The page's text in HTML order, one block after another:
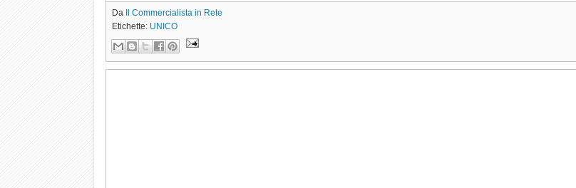
Da
Il Commercialista in Rete
Etichette: UNICO